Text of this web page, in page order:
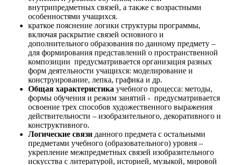
внутрипредметных связей, а также с возрастными
особенностями учащихся.
краткое пояснение логики структуры программы,
включая раскрытие связей основного и
дополнительного образования по данному предмету –
для формирования представлений о пространственной
композиции предусматривается организация разных
форм деятельности учащихся: моделирование и
конструирование, лепка, графика и др.
Общая характеристика учебного процесса: методы,
формы обучения и режим занятий - предусматривается
освоение трех способов художественного выражения
действительности – изобразительного, декоративного и
конструктивного.
Логические связи данного предмета с остальными
предметами учебного (образовательного) уровня –
укрепление межпредметных связей изобразительного
искусства с литературой, историей, музыкой, мировой